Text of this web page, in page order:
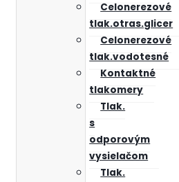
Celonerezové
tlak.otras.glicer
Celonerezové
tlak.vodotesné
Kontaktné
tlakomery
Tlak.
s
odporovým
vysielačom
Tlak.